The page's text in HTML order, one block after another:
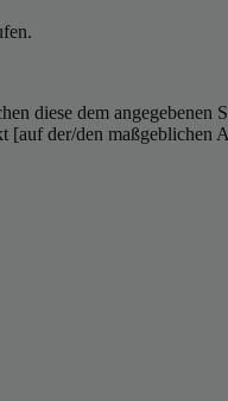
diese dem
der/den maßgeblichen